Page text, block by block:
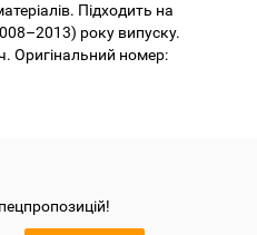
Підходить на
року випуску.
Оригінальний номер: